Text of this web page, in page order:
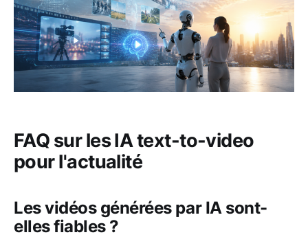
FAQ sur les IA text-to-video
pour l'actualité
Les vidéos générées par IA sont-
elles fiables ?